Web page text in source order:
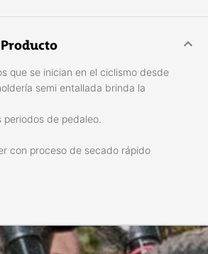
que se inician en el ciclismo desde
semi entallada brinda la
periodos de pedaleo.
con proceso de secado rápido